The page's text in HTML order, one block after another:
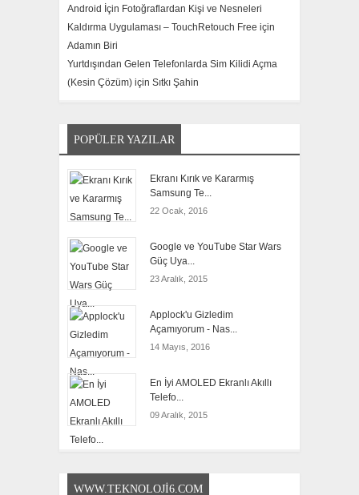
Android İçin Fotoğraflardan Kişi ve Nesneleri
Kaldırma Uygulaması – TouchRetouch Free için
Adamın Biri
Yurtdışından Gelen Telefonlarda Sim Kilidi Açma
(Kesin Çözüm) için Sıtkı Şahin
POPÜLER YAZILAR
Ekranı Kırık ve Kararmış
Samsung Te...
22 Ocak, 2016
Google ve YouTube Star Wars
Güç Uya...
23 Aralık, 2015
Applock'u Gizledim
Açamıyorum - Nas...
14 Mayıs, 2016
En İyi AMOLED Ekranlı Akıllı
Telefo...
09 Aralık, 2015
WWW.TEKNOLOJI6.COM